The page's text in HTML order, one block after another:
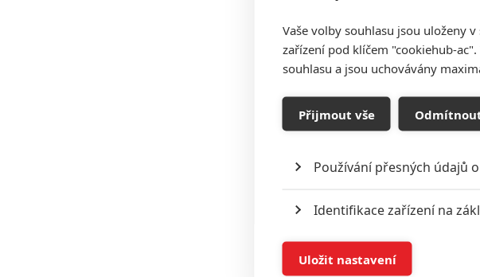
Vaše volby souhlasu jsou uloženy
zařízení pod klíčem "cookiehub-
souhlasu a jsou uchovávány
Přijmout vše
Používání přesných údajů
Identifikace zařízení na
Ukládání a/nebo přístup k
Uložit nastavení